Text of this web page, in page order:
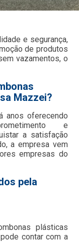
e segurança,
de produtos
vazamentos, o
Mazzei?
anos oferecendo
e
a satisfação
a empresa vem
empresas do
pela
plásticas
contar com a